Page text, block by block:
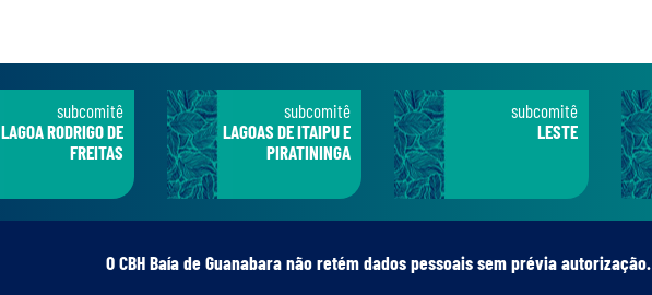
subcomitê
LAGOA RODRIGO DE
FREITAS
subcomitê
LAGOAS DE ITAIPU E
PIRATININGA
subcomitê
LESTE
O CBH Baía de Guanabara não retém dados pessoais sem prévia autorização.